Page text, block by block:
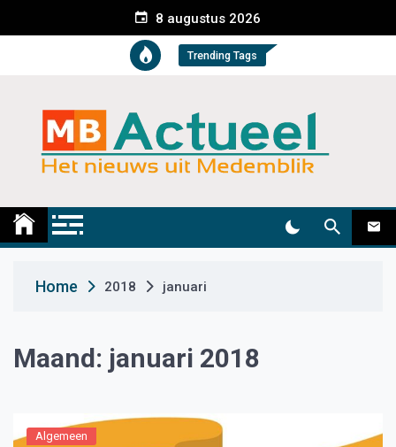
e
t
8 augustus 2026
Trending Tags
Medemblik Actueel
Home 2018 januari
Maand: januari 2018
Algemeen